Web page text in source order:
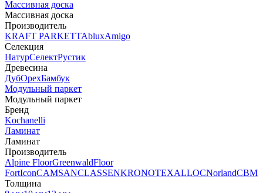
Массивная доска
Массивная доска
Производитель
KRAFT PARKETTAbluxAmigo
Селекция
НатурСелектРустик
Древесина
ДубОрехБамбук
Модульный паркет
Модульный паркет
Бренд
Kochanelli
Ламинат
Ламинат
Производитель
Alpine FloorGreenwaldFloor
FortIconCAMSANCLASSENKRONOTEXALLOCNorlandCBM
Толщина